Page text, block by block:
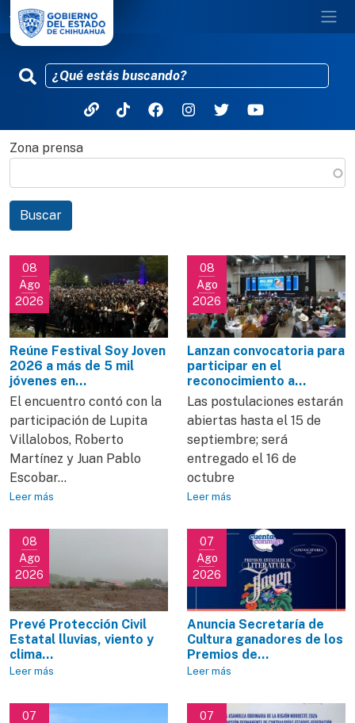
Zona prensa
Buscar
08
Ago
2026
Reúne Festival Soy Joven
2026 a más de 5 mil
jóvenes en...
El encuentro contó con la
participación de Lupita
Villalobos, Roberto
Martínez y Juan Pablo
Escobar...
Leer más
08
Ago
2026
Lanzan convocatoria para
participar en el
reconocimiento a...
Las postulaciones estarán
abiertas hasta el 15 de
septiembre; será
entregado el 16 de
octubre
Leer más
08
Ago
2026
Prevé Protección Civil
Estatal lluvias, viento y
clima...
Leer más
07
Ago
2026
Anuncia Secretaría de
Cultura ganadores de los
Premios de...
Leer más
07
07